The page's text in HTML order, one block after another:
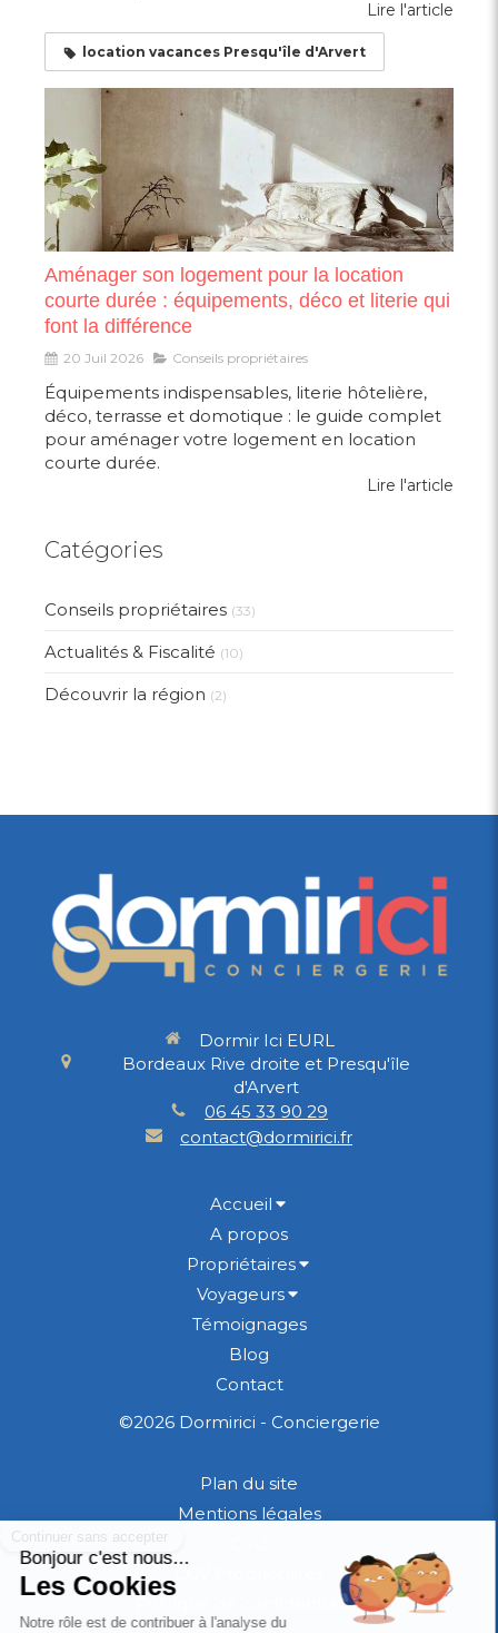
Lire l'article
location vacances Presqu'île d'Arvert
Aménager son logement pour la location
courte durée : équipements, déco et literie qui
font la différence
20 Juil 2026 Conseils propriétaires
Équipements indispensables, literie hôtelière,
déco, terrasse et domotique : le guide complet
pour aménager votre logement en location
courte durée.
Lire l'article
Catégories
Conseils propriétaires (33)
Actualités & Fiscalité (10)
Découvrir la région (2)
Dormir Ici EURL
Bordeaux Rive droite et Presqu'île
d'Arvert
06 45 33 90 29
contact@dormirici.fr
Accueil
A propos
Propriétaires
Voyageurs
Témoignages
Blog
Contact
©2026 Dormirici - Conciergerie
Plan du site
Mentions légales
Politique de confidentialité